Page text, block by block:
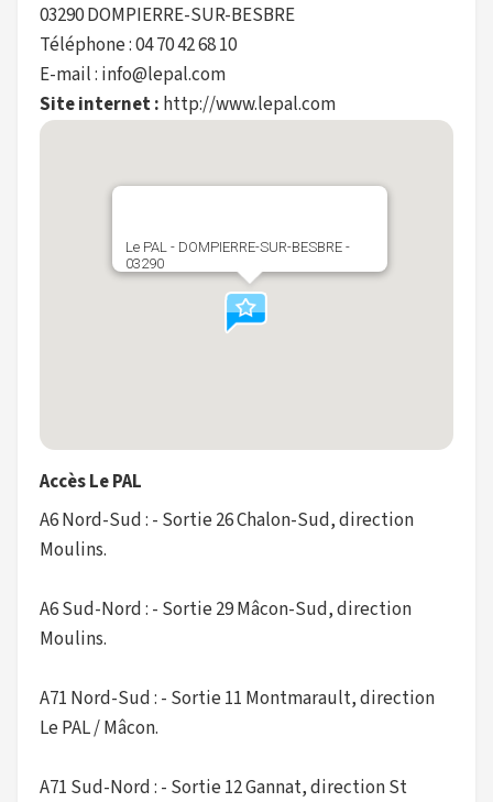
03290 DOMPIERRE-SUR-BESBRE
Téléphone : 04 70 42 68 10
E-mail : info@lepal.com
Site internet : http://www.lepal.com
Le PAL - DOMPIERRE-SUR-BESBRE -
03290
Accès Le PAL
A6 Nord-Sud : - Sortie 26 Chalon-Sud, direction
Moulins.
A6 Sud-Nord : - Sortie 29 Mâcon-Sud, direction
Moulins.
A71 Nord-Sud : - Sortie 11 Montmarault, direction
Le PAL / Mâcon.
A71 Sud-Nord : - Sortie 12 Gannat, direction St